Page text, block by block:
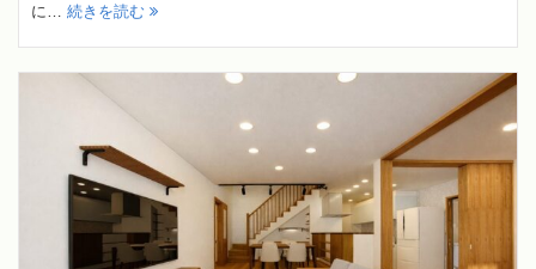
に… 続きを読む